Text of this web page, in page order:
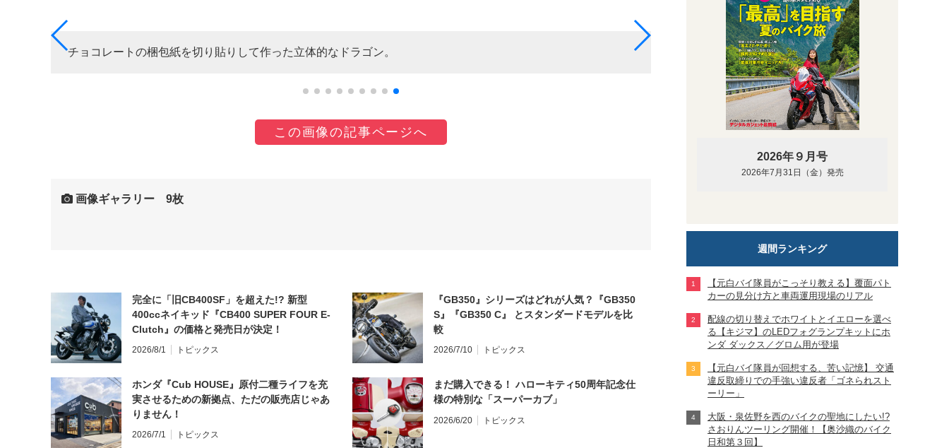
チョコレートの梱包紙を切り貼りして作った立体的なドラゴン。 紙で作られたCB1100に似ているバイクの作品。
この画像の記事ページへ
画像ギャラリー 9枚
完全に「旧CB400SF」を超えた!? 新型
400ccネイキッド『CB400 SUPER FOUR E-
Clutch』の価格と発売日が決定！
2026/8/1 トピックス
『GB350』シリーズはどれが人気？『GB350
S』『GB350 C』 とスタンダードモデルを比
較
2026/7/10 トピックス
ホンダ『Cub HOUSE』原付二種ライフを充
実させるための新拠点、ただの販売店じゃあ
りません！
2026/7/1 トピックス
まだ購入できる！ ハローキティ50周年記念仕
様の特別な「スーパーカブ」
2026/6/20 トピックス
2026年９月号
2026年7月31日（金）発売
週間ランキング
【元白バイ隊員がこっそり教える】覆面パト
カーの見分け方と車両運用現場のリアル
配線の切り替えでホワイトとイエローを選べ
る【キジマ】のLEDフォグランプキットにホ
ンダ ダックス／グロム用が登場
【元白バイ隊員が回想する、苦い記憶】 交通
違反取締りでの手強い違反者「ゴネられスト
ーリー」
大阪・泉佐野を西のバイクの聖地にしたい!?
さおりんツーリング開催！【奥沙織のバイク
日和第３回】